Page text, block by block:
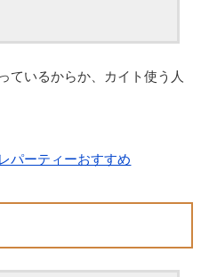
ているからか、カイト使う人
パーティーおすすめ